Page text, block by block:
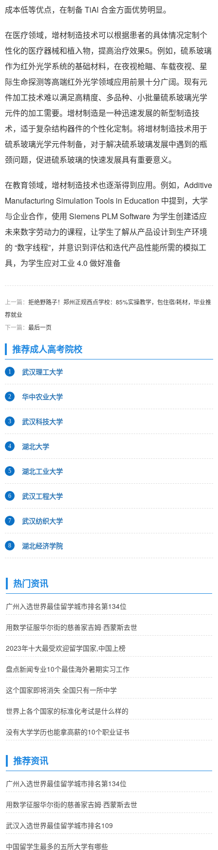
成本低等优点，在制备 TiAl 合金方面优势明显。
在医疗领域，增材制造技术可以根据患者的具体情况定制个
性化的医疗器械和植入物，提高治疗效果5。例如，硫系玻璃
作为红外光学系统的基础材料，在夜视枪瞄、车载夜视、星
际生命探测等高端红外光学领域应用前景十分广阔。现有元
件加工技术难以满足高精度、多品种、小批量硫系玻璃光学
元件的加工需要。增材制造是一种迅速发展的新型制造技
术，适于复杂结构器件的个性化定制。将增材制造技术用于
硫系玻璃光学元件制备，对于解决硫系玻璃发展中遇到的瓶
颈问题，促进硫系玻璃的快速发展具有重要意义。
在教育领域，增材制造技术也逐渐得到应用。例如，Additive
Manufacturing Simulation Tools in Education 中提到，大学
与企业合作，使用 Siemens PLM Software 为学生创建适应
未来数字劳动力的课程，让学生了解从产品设计到生产环境
的 “数字线程”，并意识到评估和迭代产品性能所需的模拟工
具，为学生应对工业 4.0 做好准备
上一篇： 拒绝野路子！郑州正规西点学校：85%实操教学，包住宿/耗材，毕业推
荐就业
下一篇： 最后一页
推荐成人高考院校
1 武汉理工大学
2 华中农业大学
3 武汉科技大学
4 湖北大学
5 湖北工业大学
6 武汉工程大学
7 武汉纺织大学
8 湖北经济学院
热门资讯
广州入选世界最佳留学城市排名第134位
用数学征服华尔街的慈善家吉姆·西蒙斯去世
2023年十大最受欢迎留学国家,中国上榜
盘点新闻专业10个最佳海外暑期实习工作
这个国家即将消失 全国只有一所中学
世界上各个国家的标准化考试是什么样的
没有大学学历也能拿高薪的10个职业证书
推荐资讯
广州入选世界最佳留学城市排名第134位
用数学征服华尔街的慈善家吉姆·西蒙斯去世
武汉入选世界最佳留学城市排名109
中国留学生最多的五所大学有哪些